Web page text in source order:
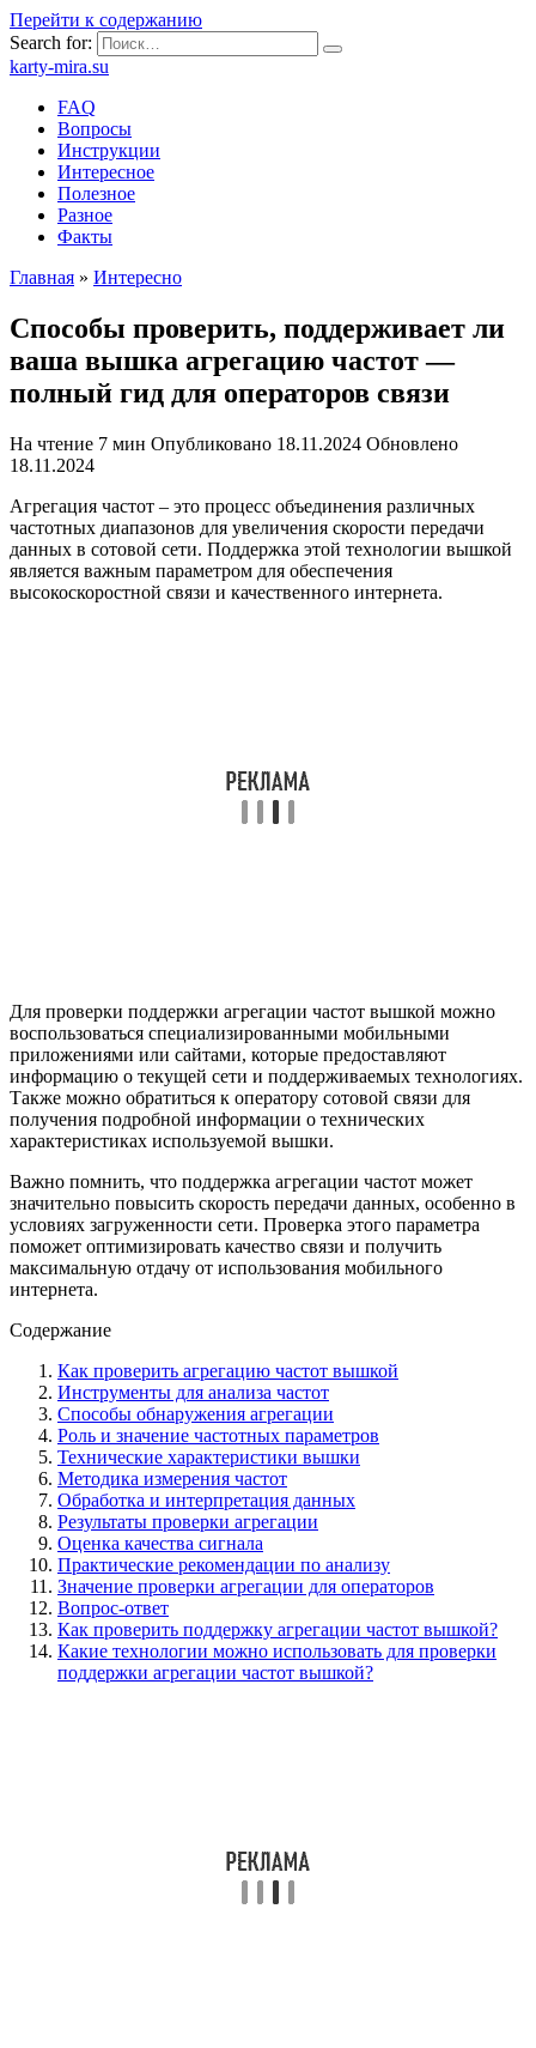
Перейти к содержанию
Search for:
karty-mira.su
FAQ
Вопросы
Инструкции
Интересное
Полезное
Разное
Факты
Главная » Интересно
Способы проверить, поддерживает ли
ваша вышка агрегацию частот —
полный гид для операторов связи
На чтение 7 мин Опубликовано 18.11.2024 Обновлено
18.11.2024
Агрегация частот – это процесс объединения различных
частотных диапазонов для увеличения скорости передачи
данных в сотовой сети. Поддержка этой технологии вышкой
является важным параметром для обеспечения
высокоскоростной связи и качественного интернета.
Для проверки поддержки агрегации частот вышкой можно
воспользоваться специализированными мобильными
приложениями или сайтами, которые предоставляют
информацию о текущей сети и поддерживаемых технологиях.
Также можно обратиться к оператору сотовой связи для
получения подробной информации о технических
характеристиках используемой вышки.
Важно помнить, что поддержка агрегации частот может
значительно повысить скорость передачи данных, особенно в
условиях загруженности сети. Проверка этого параметра
поможет оптимизировать качество связи и получить
максимальную отдачу от использования мобильного
интернета.
Содержание
Как проверить агрегацию частот вышкой
Инструменты для анализа частот
Способы обнаружения агрегации
Роль и значение частотных параметров
Технические характеристики вышки
Методика измерения частот
Обработка и интерпретация данных
Результаты проверки агрегации
Оценка качества сигнала
Практические рекомендации по анализу
Значение проверки агрегации для операторов
Вопрос-ответ
Как проверить поддержку агрегации частот вышкой?
Какие технологии можно использовать для проверки
поддержки агрегации частот вышкой?